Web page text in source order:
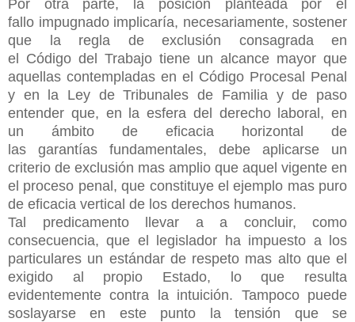
Por otra parte, la posición planteada por el
fallo impugnado implicaría, necesariamente, sostener
que la regla de exclusión consagrada en
el Código del Trabajo tiene un alcance mayor que
aquellas contempladas en el Código Procesal Penal
y en la Ley de Tribunales de Familia y de paso
entender que, en la esfera del derecho laboral, en
un ámbito de eficacia horizontal de
las garantías fundamentales, debe aplicarse un
criterio de exclusión mas amplio que aquel vigente en
el proceso penal, que constituye el ejemplo mas puro
de eficacia vertical de los derechos humanos.
Tal predicamento llevar a a concluir, como
consecuencia, que el legislador ha impuesto a los
particulares un estándar de respeto mas alto que el
exigido al propio Estado, lo que resulta
evidentemente contra la intuición. Tampoco puede
soslayarse en este punto la tensión que se